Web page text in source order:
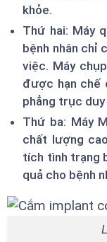
khỏe.
Thứ hai: Máy
bệnh nhân chỉ
việc. Máy
được hạn chế
phẳng trục duy
Thứ ba: Máy
chất lượng
tích tình trạng
quả cho bệnh